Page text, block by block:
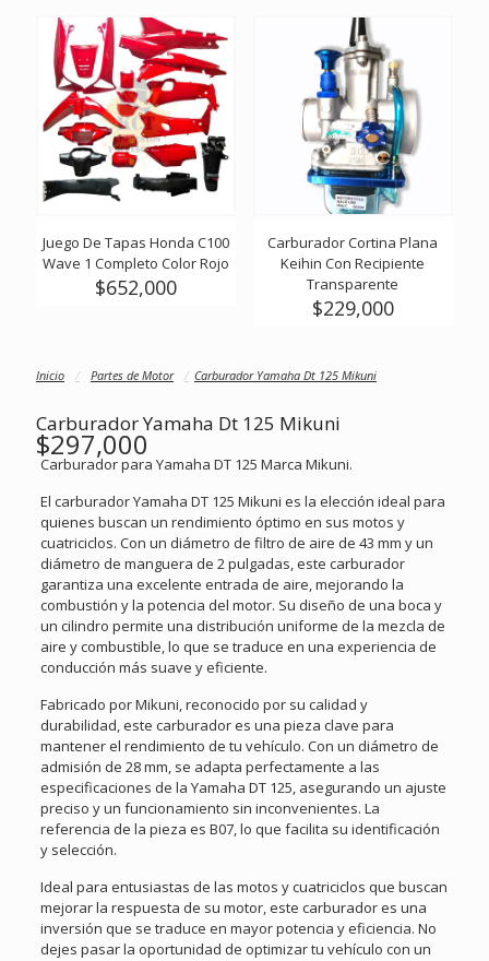
Juego De Tapas Honda C100
Wave 1 Completo Color Rojo
$652,000
Carburador Cortina Plana
Keihin Con Recipiente
Transparente
$229,000
Inicio / Partes de Motor / Carburador Yamaha Dt 125 Mikuni
Carburador Yamaha Dt 125 Mikuni
$297,000
Carburador para Yamaha DT 125 Marca Mikuni.
El carburador Yamaha DT 125 Mikuni es la elección ideal para
quienes buscan un rendimiento óptimo en sus motos y
cuatriciclos. Con un diámetro de filtro de aire de 43 mm y un
diámetro de manguera de 2 pulgadas, este carburador
garantiza una excelente entrada de aire, mejorando la
combustión y la potencia del motor. Su diseño de una boca y
un cilindro permite una distribución uniforme de la mezcla de
aire y combustible, lo que se traduce en una experiencia de
conducción más suave y eficiente.
Fabricado por Mikuni, reconocido por su calidad y
durabilidad, este carburador es una pieza clave para
mantener el rendimiento de tu vehículo. Con un diámetro de
admisión de 28 mm, se adapta perfectamente a las
especificaciones de la Yamaha DT 125, asegurando un ajuste
preciso y un funcionamiento sin inconvenientes. La
referencia de la pieza es B07, lo que facilita su identificación
y selección.
Ideal para entusiastas de las motos y cuatriciclos que buscan
mejorar la respuesta de su motor, este carburador es una
inversión que se traduce en mayor potencia y eficiencia. No
dejes pasar la oportunidad de optimizar tu vehículo con un